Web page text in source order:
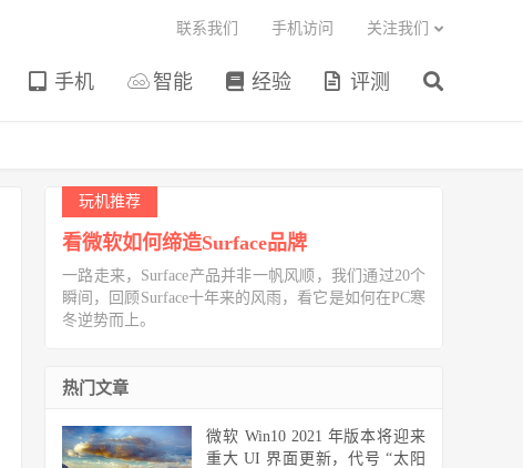
手机 智能 经验 评测
联系我们 手机访问 关注我们
玩机推荐
看微软如何缔造Surface品牌
一路走来，Surface产品并非一帆风顺，我们通过20个
瞬间，回顾Surface十年来的风雨，看它是如何在PC寒
冬逆势而上。
热门文章
微软 Win10 2021 年版本将迎来
重大 UI 界面更新，代号 “太阳